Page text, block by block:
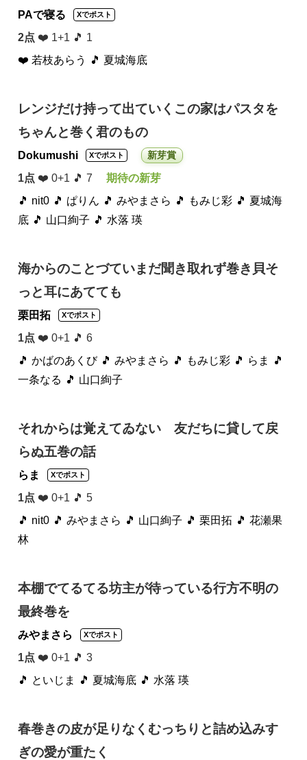
PAで寝る Xでポスト
2点 ❤️ 1+1 🎵 1
❤️ 若枝あらう
🎵 夏城海底
レンジだけ持って出ていくこの家はパスタを
ちゃんと巻く君のもの
Dokumushi Xでポスト 新芽賞
1点 ❤️ 0+1 🎵 7
期待の新芽
🎵 nit0 🎵 ぱりん 🎵 みやまさら 🎵 もみじ彩 🎵 夏城海
底 🎵 山口絢子 🎵 水落 瑛
海からのことづていまだ聞き取れず巻き貝そ
っと耳にあてても
栗田拓 Xでポスト
1点 ❤️ 0+1 🎵 6
🎵 かばのあくび 🎵 みやまさら 🎵 もみじ彩 🎵 らま
🎵
一条なる 🎵 山口絢子
それからは覚えてゐない 友だちに貸して戻
らぬ五巻の話
らま Xでポスト
1点 ❤️ 0+1 🎵 5
🎵 nit0 🎵 みやまさら 🎵 山口絢子 🎵 栗田拓 🎵 花瀬果
林
本棚でてるてる坊主が待っている行方不明の
最終巻を
みやまさら Xでポスト
1点 ❤️ 0+1 🎵 3
🎵 といじま
🎵 夏城海底 🎵 水落 瑛
春巻きの皮が足りなくむっちりと詰め込みす
ぎの愛が重たく